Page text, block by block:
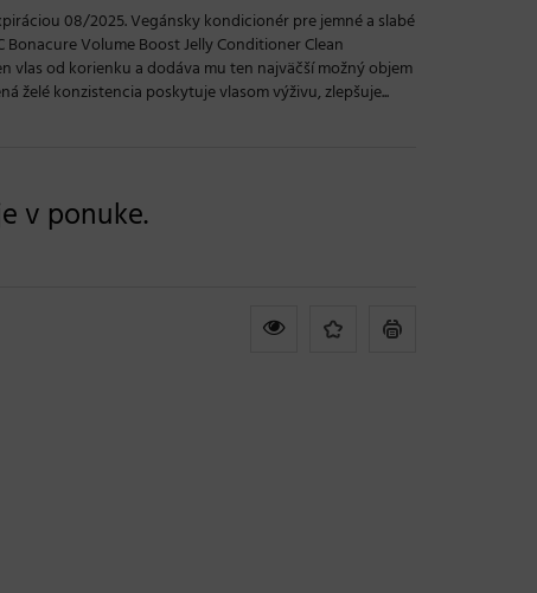
08/2025. Vegánsky kondicionér pre jemné a slabé
Volume Boost Jelly Conditioner Clean
vlas od korienku a dodáva mu ten najväčší možný objem
želé konzistencia poskytuje vlasom výživu, zlepšuje...
v ponuke.